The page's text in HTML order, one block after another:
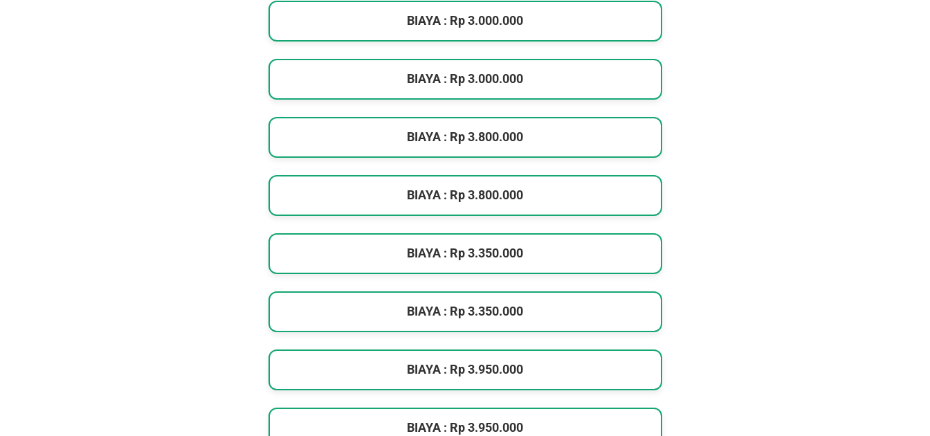
BIAYA : Rp 3.000.000
BIAYA : Rp 3.000.000
BIAYA : Rp 3.800.000
BIAYA : Rp 3.800.000
BIAYA : Rp 3.350.000
BIAYA : Rp 3.350.000
BIAYA : Rp 3.950.000
BIAYA : Rp 3.950.000